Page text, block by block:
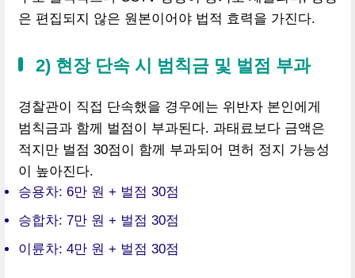
은 편집되지 않은 원본이어야 법적 효력을 가진다.
2) 현장 단속 시 범칙금 및 벌점 부과
경찰관이 직접 단속했을 경우에는 위반자 본인에게
범칙금과 함께 벌점이 부과된다. 과태료보다 금액은
적지만 벌점 30점이 함께 부과되어 면허 정지 가능성
이 높아진다.
승용차: 6만 원 + 벌점 30점
승합차: 7만 원 + 벌점 30점
이륜차: 4만 원 + 벌점 30점